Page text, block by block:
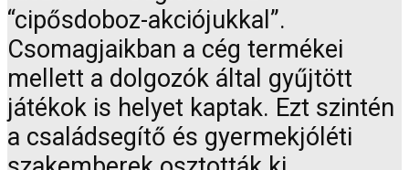
“cipősdoboz-akciójukkal”.
Csomagjaikban a cég termékei
mellett a dolgozók által gyűjtött
játékok is helyet kaptak. Ezt szintén
a családsegítő és gyermekjóléti